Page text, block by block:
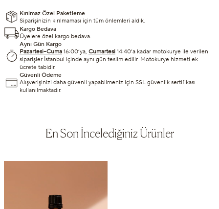
Kırılmaz Özel Paketleme
Siparişinizin kırılmaması için tüm önlemleri aldık.
Kargo Bedava
Üyelere özel kargo bedava.
Aynı Gün Kargo
Pazartesi–Cuma 16:00’ya, Cumartesi 14:40’a kadar motokurye ile verilen
siparişler İstanbul içinde aynı gün teslim edilir. Motokurye hizmeti ek
ücrete tabidir.
Güvenli Ödeme
Alışverişinizi daha güvenli yapabilmeniz için SSL güvenlik sertifikası
kullanılmaktadır.
En Son İncelediğiniz Ürünler